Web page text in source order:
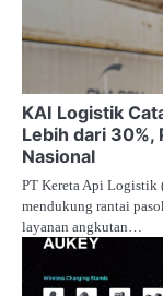
KAI Logistik
Lebih dari 30%,
Nasional
PT Kereta Api Logistik
mendukung rantai
layanan angkutan…